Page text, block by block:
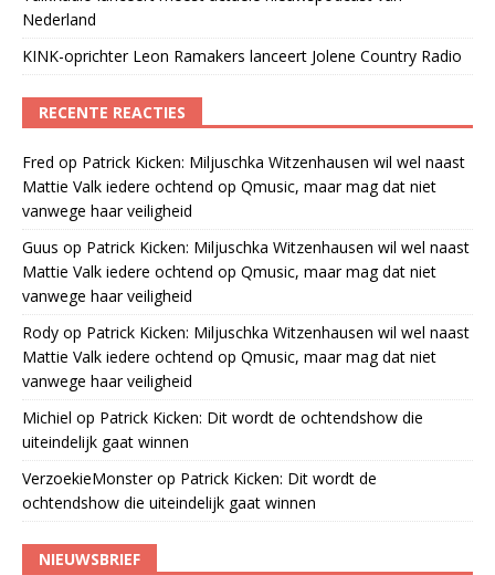
Nederland
KINK-oprichter Leon Ramakers lanceert Jolene Country Radio
RECENTE REACTIES
Fred op Patrick Kicken: Miljuschka Witzenhausen wil wel naast
Mattie Valk iedere ochtend op Qmusic, maar mag dat niet
vanwege haar veiligheid
Guus op Patrick Kicken: Miljuschka Witzenhausen wil wel naast
Mattie Valk iedere ochtend op Qmusic, maar mag dat niet
vanwege haar veiligheid
Rody op Patrick Kicken: Miljuschka Witzenhausen wil wel naast
Mattie Valk iedere ochtend op Qmusic, maar mag dat niet
vanwege haar veiligheid
Michiel op Patrick Kicken: Dit wordt de ochtendshow die
uiteindelijk gaat winnen
VerzoekieMonsterop Patrick Kicken: Dit wordt de
ochtendshow die uiteindelijk gaat winnen
NIEUWSBRIEF